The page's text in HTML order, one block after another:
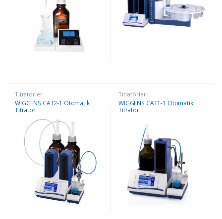
Titratörler
WIGGENS CAT2-1 Otomatik
Titratör
Titratörler
WIGGENS CAT1-1 Otomatik
Titratör